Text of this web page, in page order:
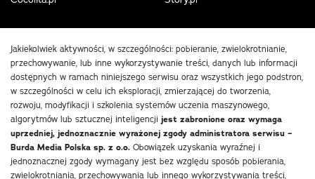
Jakiekolwiek aktywności, w szczególności: pobieranie, zwielokrotnianie,
przechowywanie, lub inne wykorzystywanie treści, danych lub informacji
dostępnych w ramach niniejszego serwisu oraz wszystkich jego podstron,
w szczególności w celu ich eksploracji, zmierzającej do tworzenia,
rozwoju, modyfikacji i szkolenia systemów uczenia maszynowego,
algorytmów lub sztucznej inteligencji jest zabronione oraz wymaga
uprzedniej, jednoznacznie wyrażonej zgody administratora serwisu –
Burda Media Polska sp. z o.o. Obowiązek uzyskania wyraźnej i
jednoznacznej zgody wymagany jest bez względu sposób pobierania,
zwielokrotniania, przechowywania lub innego wykorzystywania treści,